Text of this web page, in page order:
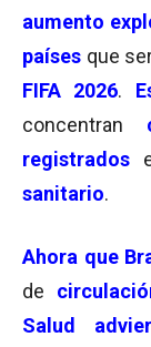
aumento
países que
FIFA 2026.
concentran
registrados
sanitario.
Ahora que
de
Salud